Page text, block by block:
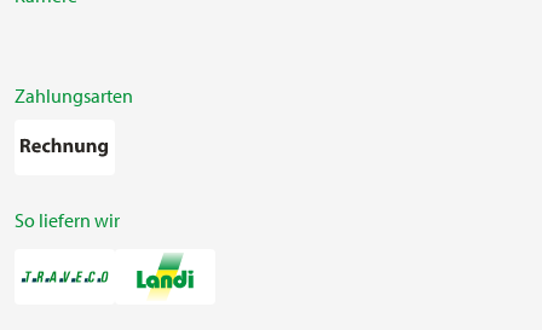
Zahlungsarten
So liefern wir